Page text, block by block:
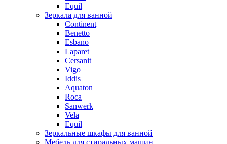
Equil
Зеркала для ванной
Continent
Benetto
Esbano
Laparet
Cersanit
Vigo
Iddis
Aquaton
Roca
Sanwerk
Vela
Equil
Зеркальные шкафы для ванной
Мебель для стиральных машин